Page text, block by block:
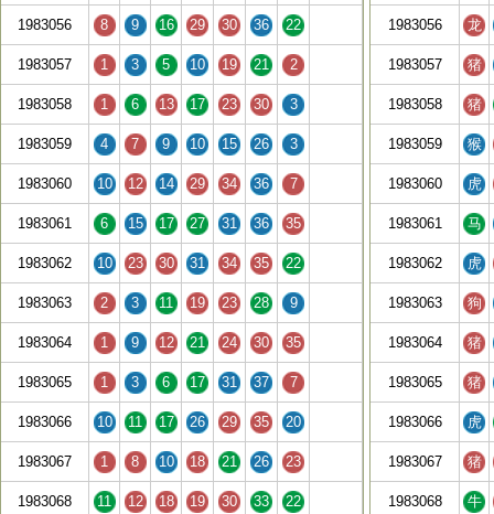
1983056 8 9 16 29 30 36 22
1983057 1 3 5 10 19 21 2
1983058 1 6 13 17 23 30 3
1983059 4 7 9 10 15 26 3
1983060 10 12 14 29 34 36 7
1983061 6 15 17 27 31 36 35
1983062 10 23 30 31 34 35 22
1983063 2 3 11 19 23 28 9
1983064 1 9 12 21 24 30 35
1983065 1 3 6 17 31 37 7
1983066 10 11 17 26 29 35 20
1983067 1 8 10 18 21 26 23
1983068 11 12 18 19 30 33 22
1983056 龙
1983057 猪
1983058 猪
1983059 猴
1983060 虎
1983061 马
1983062 虎
1983063 狗
1983064 猪
1983065 猪
1983066 虎
1983067 猪
1983068 牛